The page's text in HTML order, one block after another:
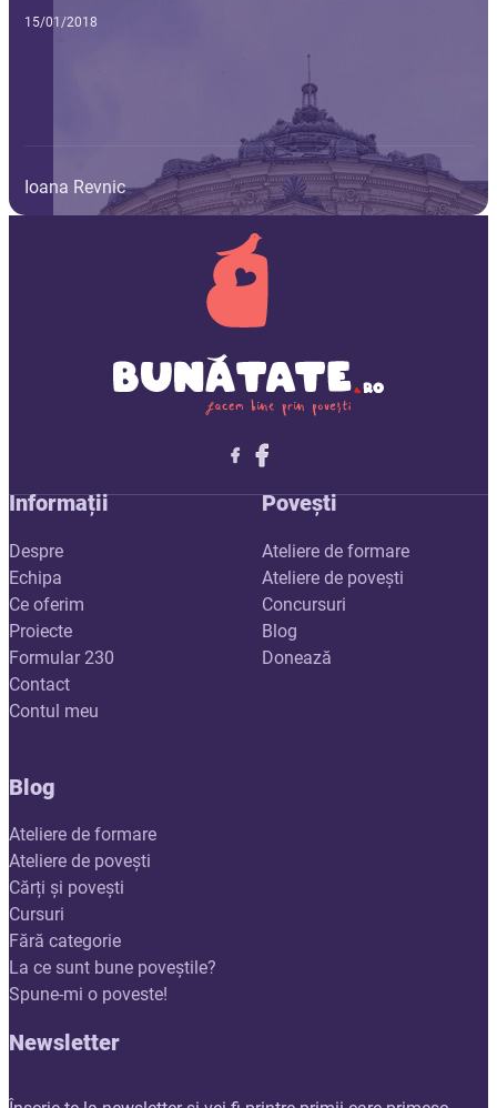
15/01/2018
Ioana Revnic
Follow me on X
Follow me on LinkedIn
Follow me on X
Informații
Despre
Echipa
Ce oferim
Proiecte
Formular 230
Contact
Contul meu
Povești
Ateliere de formare
Ateliere de povești
Concursuri
Blog
Donează
Blog
Ateliere de formare
Ateliere de povești
Cărți și povești
Cursuri
Fără categorie
La ce sunt bune poveștile?
Spune-mi o poveste!
Newsletter